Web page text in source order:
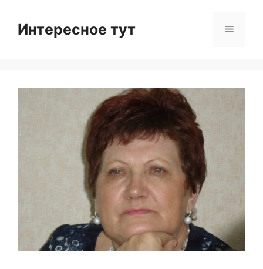
contentИнтересное тут Menu